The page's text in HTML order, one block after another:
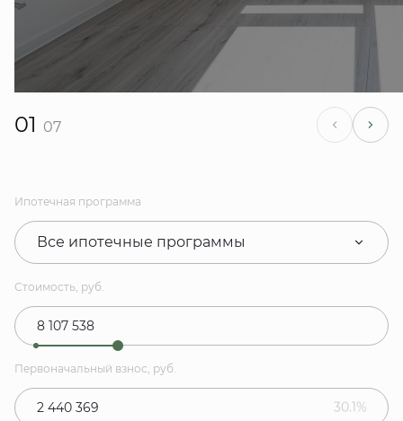
01 07
Ипотечная программа
Все ипотечные программы
Стоимость, руб.
Первоначальный взнос, руб.
30.1%